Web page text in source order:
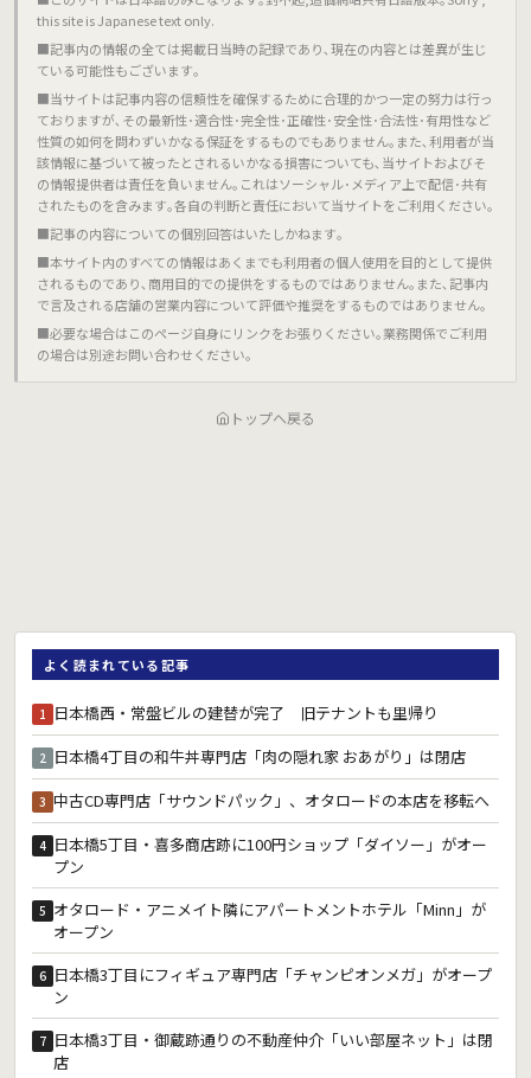
this site is Japanese text only.
■記事内の情報の全ては掲載日当時の記録であり､現在の内容とは差異が生じ
ている可能性もございます｡
■当サイトは記事内容の信頼性を確保するために合理的かつ一定の努力は行っ
ておりますが､その最新性･適合性･完全性･正確性･安全性･合法性･有用性など
性質の如何を問わずいかなる保証をするものでもありません｡また､利用者が当
該情報に基づいて被ったとされるいかなる損害についても､当サイトおよびそ
の情報提供者は責任を負いません｡これはソーシャル･メディア上で配信･共有
されたものを含みます｡各自の判断と責任において当サイトをご利用ください｡
■記事の内容についての個別回答はいたしかねます｡
■本サイト内のすべての情報はあくまでも利用者の個人使用を目的として提供
されるものであり､商用目的での提供をするものではありません｡また､記事内
で言及される店舗の営業内容について評価や推奨をするものではありません｡
■必要な場合はこのページ自身にリンクをお張りください｡業務関係でご利用
の場合は別途お問い合わせください｡
トップへ戻る
よく読まれている記事
1 日本橋西・常盤ビルの建替が完了 旧テナントも里帰り
2 日本橋4丁目の和牛丼専門店「肉の隠れ家 おあがり」は閉店
3 中古CD専門店「サウンドパック」、オタロードの本店を移転へ
4 日本橋5丁目・喜多商店跡に100円ショップ「ダイソー」がオー
プン
5 オタロード・アニメイト隣にアパートメントホテル「Minn」が
オープン
6 日本橋3丁目にフィギュア専門店「チャンピオンメガ」がオープ
ン
7 日本橋3丁目・御蔵跡通りの不動産仲介「いい部屋ネット」は閉
店